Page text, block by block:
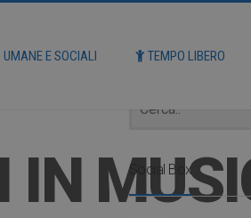
UMANE E SOCIALI TEMPO LIBERO
IN Social Box